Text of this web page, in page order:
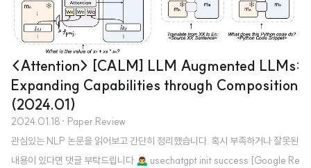
<Attention> [CALM] LLM Augmented LLMs:
Expanding Capabilities through Composition
(2024.01)
2024.01.18 · Paper Review
관심있는 NLP 논문을 읽어보고 간단히 정리했습니다. 혹시 부족하거나 잘못된
내용이 있다면 댓글 부탁드립니다 🙇‍♂️ usechatgpt init success [Google Re